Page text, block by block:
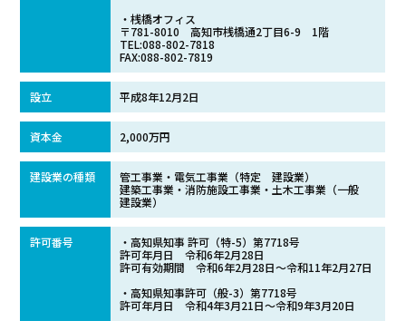
・桟橋オフィス
〒781-8010 高知市桟橋通2丁目6-9 1階
TEL:088-802-7818
FAX:088-802-7819
設立 平成8年12月2日
資本金 2,000万円
建設業の種類
管工事業・電気工事業（特定 建設業）
建築工事業・消防施設工事業・土木工事業（一般
建設業）
許可番号
・高知県知事 許可（特-5）第7718号
許可年月日 令和6年2月28日
許可有効期間 令和6年2月28日～令和11年2月27日
・高知県知事許可（般-3）第7718号
許可年月日 令和4年3月21日～令和9年3月20日